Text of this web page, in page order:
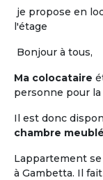
je propose en
l'étage
Bonjour à tous,
Ma colocataire
personne pour
Il est donc
chambre
Lappartement
à Gambetta. Il
humaine, est
et lamaison de
colocataires
réellement chez
objectif
sans être seul ».
Vous êtes
gestionnaire